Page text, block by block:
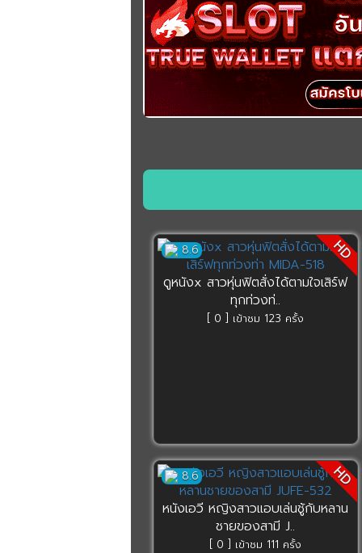
8.6 HD
ดูหนังx สาวหุ่นฟิตสั่งได้ตามใจเสิร์ฟ
ทุกท่วงท่..
[ 0 ] เข้าชม 123 ครั้ง
8.6 HD
หนังเอวี หญิงสาวแอบเล่นชู้กับหลาน
ชายของสามี J..
[ 0 ] เข้าชม 111 ครั้ง